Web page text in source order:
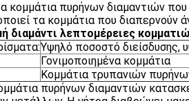
κομμάτια πυρήνων διαμαντιών
τα κομμάτια που διαπερνούν
διαμάντι λεπτομέρειες
Υψηλό ποσοστό διείσδυσης,
Γονιμοποιημένα κομμάτια
Κομμάτια τρυπανιών
πυρήνων διαμαντιών